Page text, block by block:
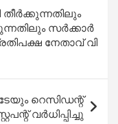
സര്‍ക്കാര്‍
നേതാവ് വി
റെസിഡന്റ്
വര്‍ധിപ്പിച്ചു